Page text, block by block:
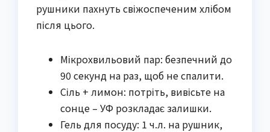
рушники пахнуть свіжоспеченим хлібом
після цього.
Мікрохвильовий пар: безпечний до
90 секунд на раз, щоб не спалити.
Сіль + лимон: потріть, вивісьте на
сонце – УФ розкладає залишки.
Гель для посуду: 1 ч.л. на рушник,